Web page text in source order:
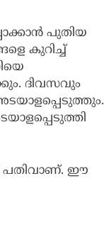
പുതിയ
കുറിച്ച്
ദിവസവും
പതിവാണ്. ഈ